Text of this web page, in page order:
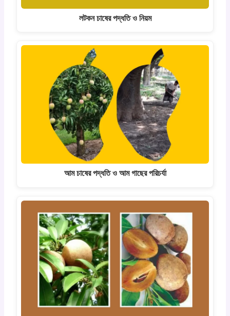
লটকন চাষের পদ্ধতি ও নিয়ম
আম চাষের পদ্ধতি ও আম গাছের পরিচর্যা